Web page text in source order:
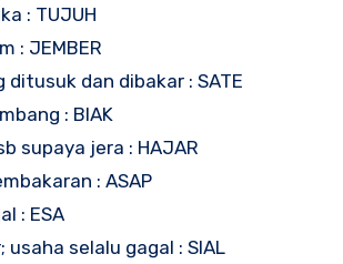
: TUJUH
: JEMBER
ditusuk dan dibakar : SATE
: BIAK
supaya jera : HAJAR
: ASAP
: ESA
usaha selalu gagal : SIAL